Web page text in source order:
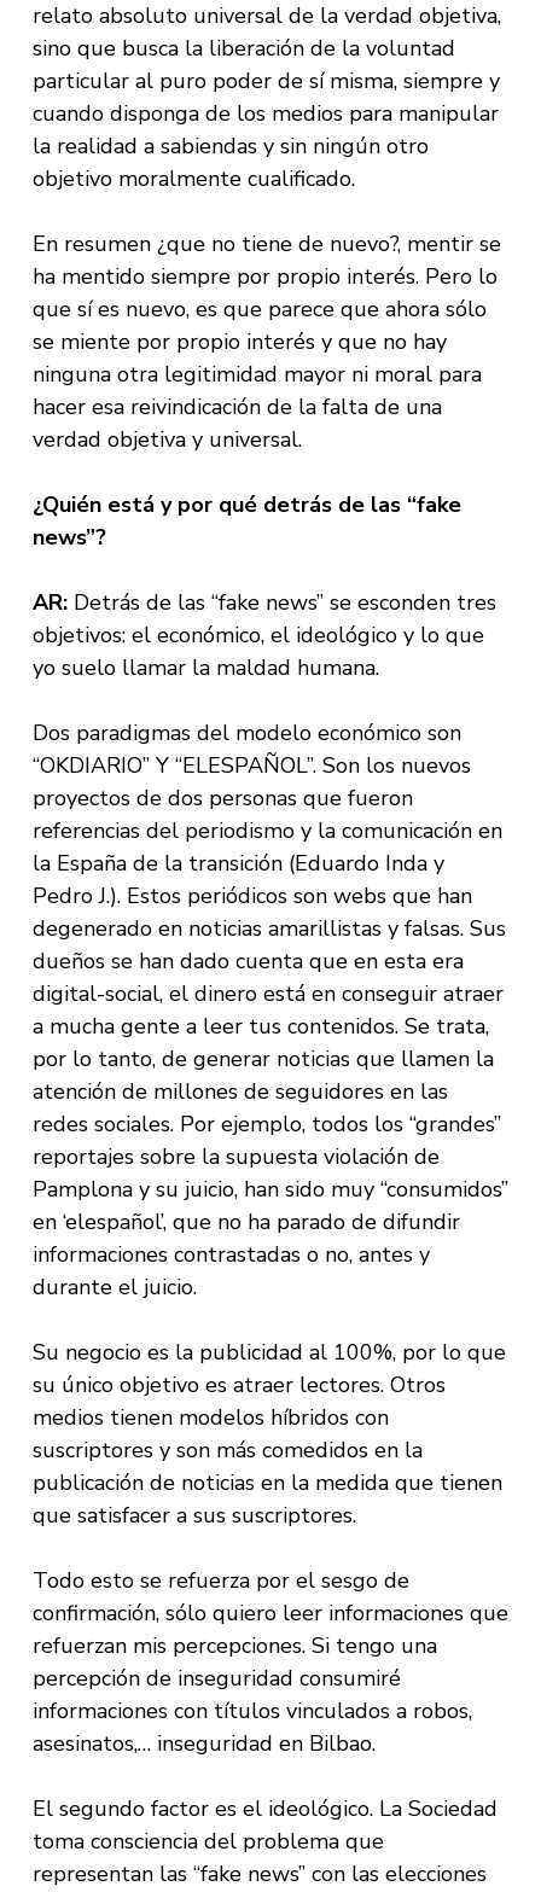
relato absoluto universal de la verdad objetiva,
sino que busca la liberación de la voluntad
particular al puro poder de sí misma, siempre y
cuando disponga de los medios para manipular
la realidad a sabiendas y sin ningún otro
objetivo moralmente cualificado.
En resumen ¿que no tiene de nuevo?, mentir se
ha mentido siempre por propio interés. Pero lo
que sí es nuevo, es que parece que ahora sólo
se miente por propio interés y que no hay
ninguna otra legitimidad mayor ni moral para
hacer esa reivindicación de la falta de una
verdad objetiva y universal.
¿Quién está y por qué detrás de las “fake
news”?
AR:Detrás de las “fake news” se esconden tres
objetivos: el económico, el ideológico y lo que
yo suelo llamar la maldad humana.
Dos paradigmas del modelo económico son
“OKDIARIO” Y “ELESPAÑOL”. Son los nuevos
proyectos de dos personas que fueron
referencias del periodismo y la comunicación en
la España de la transición (Eduardo Inda y
Pedro J.). Estos periódicos son webs que han
degenerado en noticias amarillistas y falsas. Sus
dueños se han dado cuenta que en esta era
digital-social, el dinero está en conseguir atraer
a mucha gente a leer tus contenidos. Se trata,
por lo tanto, de generar noticias que llamen la
atención de millones de seguidores en las
redes sociales. Por ejemplo, todos los “grandes”
reportajes sobre la supuesta violación de
Pamplona y su juicio, han sido muy “consumidos”
en ‘elespañol’, que no ha parado de difundir
informaciones contrastadas o no, antes y
durante el juicio.
Su negocio es la publicidad al 100%, por lo que
su único objetivo es atraer lectores. Otros
medios tienen modelos híbridos con
suscriptores y son más comedidos en la
publicación de noticias en la medida que tienen
que satisfacer a sus suscriptores.
Todo esto se refuerza por el sesgo de
confirmación, sólo quiero leer informaciones que
refuerzan mis percepciones. Si tengo una
percepción de inseguridad consumiré
informaciones con títulos vinculados a robos,
asesinatos,… inseguridad en Bilbao.
El segundo factor es el ideológico. La Sociedad
toma consciencia del problema que
representan las “fake news” con las elecciones